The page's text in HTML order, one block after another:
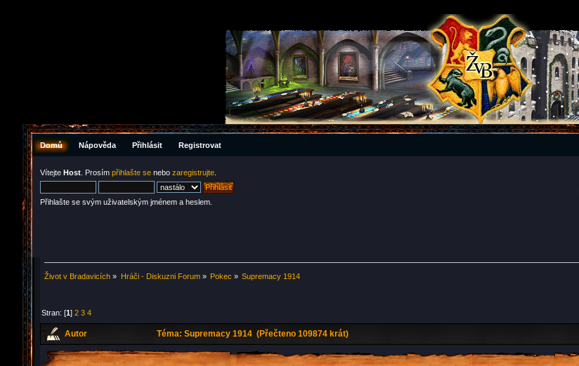
Domů Nápověda Přihlásit Registrovat
Vítejte Host . Prosím přihlašte se nebo zaregistrujte
Přihlašte se svým uživatelským jménem a heslem.
Život v Bradavicích » Hráči - Diskuzni Forum» Pokec » Supremacy 1914
Stran: [1]2 3 4
Autor Téma: Supremacy 1914 (Přečteno 109874 krát)